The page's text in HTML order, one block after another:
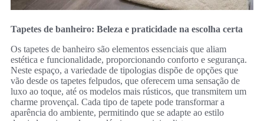
Tapetes de banheiro: Beleza e praticidade na escolha certa
Os tapetes de banheiro são elementos essenciais que aliam
estética e funcionalidade, proporcionando conforto e segurança.
Neste espaço, a variedade de tipologias dispõe de opções que
vão desde os tapetes felpudos, que oferecem uma sensação de
luxo ao toque, até os modelos mais rústicos, que transmitem um
charme provençal. Cada tipo de tapete pode transformar a
aparência do ambiente, permitindo que se adapte ao estilo